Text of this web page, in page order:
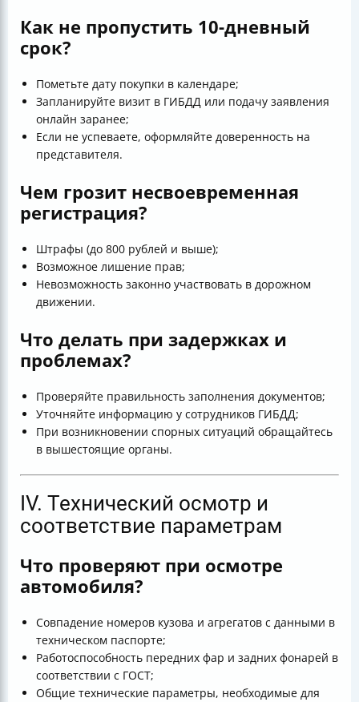
Как не пропустить 10-дневный
срок?
Пометьте дату покупки в календаре;
Запланируйте визит в ГИБДД или подачу заявления
онлайн заранее;
Если не успеваете, оформляйте доверенность на
представителя.
Чем грозит несвоевременная
регистрация?
Штрафы (до 800 рублей и выше);
Возможное лишение прав;
Невозможность законно участвовать в дорожном
движении.
Что делать при задержках и
проблемах?
Проверяйте правильность заполнения документов;
Уточняйте информацию у сотрудников ГИБДД;
При возникновении спорных ситуаций обращайтесь
в вышестоящие органы.
IV. Технический осмотр и
соответствие параметрам
Что проверяют при осмотре
автомобиля?
Совпадение номеров кузова и агрегатов с данными в
техническом паспорте;
Работоспособность передних фар и задних фонарей в
соответствии с ГОСТ;
Общие технические параметры, необходимые для